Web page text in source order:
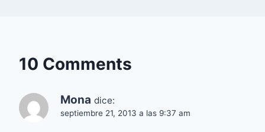
10 Comments
Mona dice:
septiembre 21, 2013 a las 9:37 am